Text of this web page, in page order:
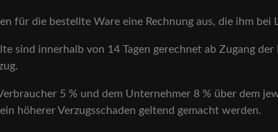
für die bestellte Ware eine Rechnung aus, die ihm bei
sind innerhalb von 14 Tagen gerechnet ab Zugang
5 % und dem Unternehmer 8 % über dem
höherer Verzugsschaden geltend gemacht werden.